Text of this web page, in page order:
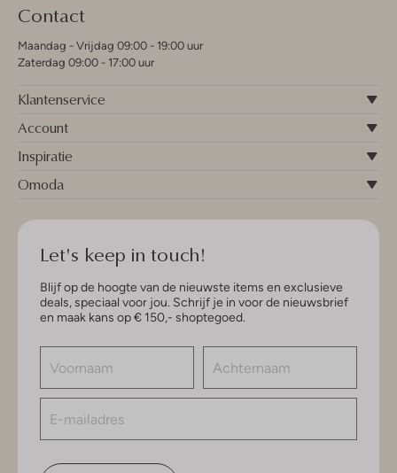
Contact
Maandag - Vrijdag 09:00 - 19:00 uur
Zaterdag 09:00 - 17:00 uur
Klantenservice
Account
Inspiratie
Omoda
Let's keep in touch!
Blijf op de hoogte van de nieuwste items en exclusieve
deals, speciaal voor jou. Schrijf je in voor de nieuwsbrief
en maak kans op € 150,- shoptegoed.